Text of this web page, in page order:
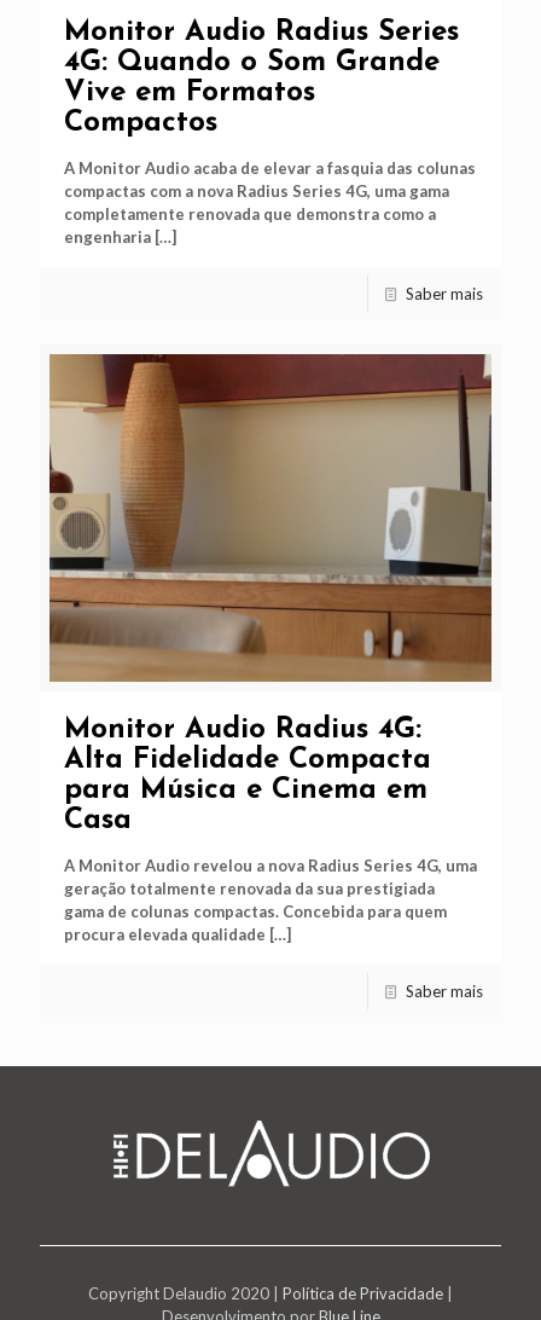
Monitor Audio Radius Series
4G: Quando o Som Grande
Vive em Formatos
Compactos
A Monitor Audio acaba de elevar a fasquia das colunas
compactas com a nova Radius Series 4G, uma gama
completamente renovada que demonstra como a
engenharia […]
Saber mais
Monitor Audio Radius 4G:
Alta Fidelidade Compacta
para Música e Cinema em
Casa
A Monitor Audio revelou a nova Radius Series 4G, uma
geração totalmente renovada da sua prestigiada
gama de colunas compactas. Concebida para quem
procura elevada qualidade […]
Saber mais
Copyright Delaudio 2020 | Política de Privacidade